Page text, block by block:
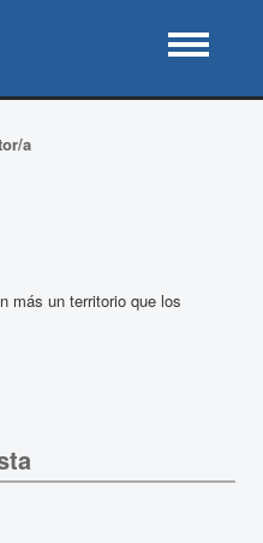
a
más un territorio que los